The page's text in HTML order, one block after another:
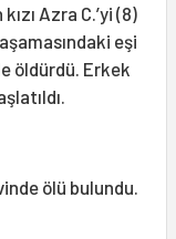
Azra C.’yi (8)
eşi
öldürdü. Erkek
ölü bulundu.